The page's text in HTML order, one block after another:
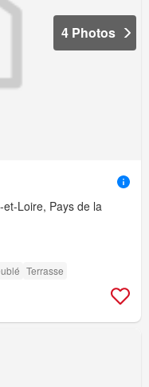
4 Photos
Loire, Pays de la
Terrasse